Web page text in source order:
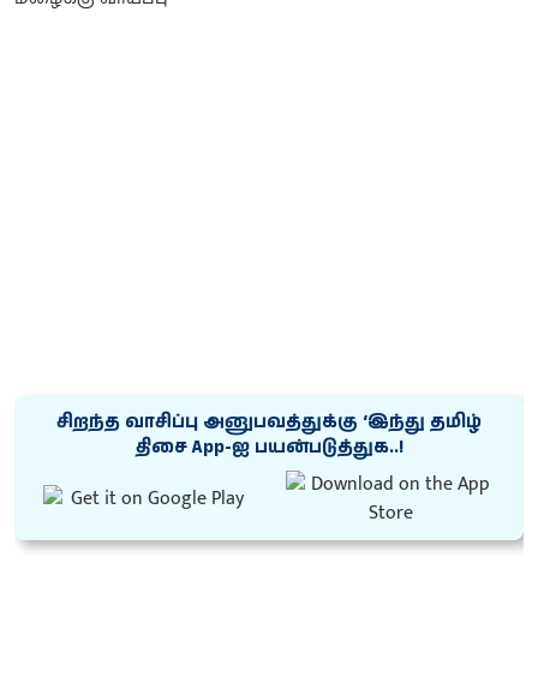
சிறந்த வாசிப்பு அனுபவத்துக்கு ‘இந்து தமிழ்
திசை App-ஐ பயன்படுத்துக..!